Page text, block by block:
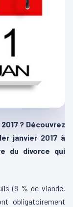
? Découvrez
janvier 2017 à
du divorce qui
(8 % de viande,
obligatoirement